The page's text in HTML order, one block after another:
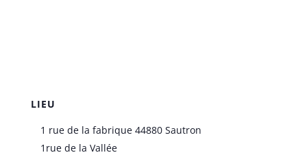
LIEU
1 rue de la fabrique 44880 Sautron
1rue de la Vallée